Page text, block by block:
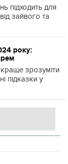
підходить для
зайвого та
року:
краще зрозуміти
підказки у